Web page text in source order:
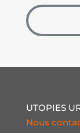
UTOPIES
Nous